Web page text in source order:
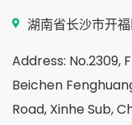
湖南省长沙市开福
Address: No.2309,
Beichen
Road, Xinhe Sub,